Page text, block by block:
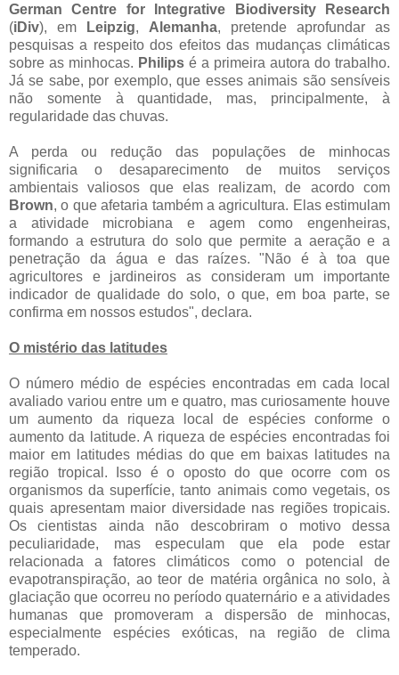
German Centre for Integrative Biodiversity Research
(iDiv), em Leipzig, Alemanha, pretende aprofundar as
pesquisas a respeito dos efeitos das mudanças climáticas
sobre as minhocas. Philips é a primeira autora do trabalho.
Já se sabe, por exemplo, que esses animais são sensíveis
não somente à quantidade, mas, principalmente, à
regularidade das chuvas.
A perda ou redução das populações de minhocas
significaria o desaparecimento de muitos serviços
ambientais valiosos que elas realizam, de acordo com
Brown, o que afetaria também a agricultura. Elas estimulam
a atividade microbiana e agem como engenheiras,
formando a estrutura do solo que permite a aeração e a
penetração da água e das raízes. "Não é à toa que
agricultores e jardineiros as consideram um importante
indicador de qualidade do solo, o que, em boa parte, se
confirma em nossos estudos", declara.
O mistério das latitudes
O número médio de espécies encontradas em cada local
avaliado variou entre um e quatro, mas curiosamente houve
um aumento da riqueza local de espécies conforme o
aumento da latitude. A riqueza de espécies encontradas foi
maior em latitudes médias do que em baixas latitudes na
região tropical. Isso é o oposto do que ocorre com os
organismos da superfície, tanto animais como vegetais, os
quais apresentam maior diversidade nas regiões tropicais.
Os cientistas ainda não descobriram o motivo dessa
peculiaridade, mas especulam que ela pode estar
relacionada a fatores climáticos como o potencial de
evapotranspiração, ao teor de matéria orgânica no solo, à
glaciação que ocorreu no período quaternário e a atividades
humanas que promoveram a dispersão de minhocas,
especialmente espécies exóticas, na região de clima
temperado.